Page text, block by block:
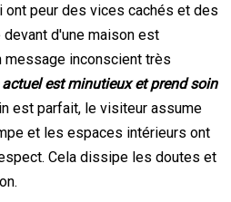
ont peur des vices cachés et des
devant d'une maison est
message inconscient très
est minutieux et prend soin
est parfait, le visiteur assume
et les espaces intérieurs ont
Cela dissipe les doutes et